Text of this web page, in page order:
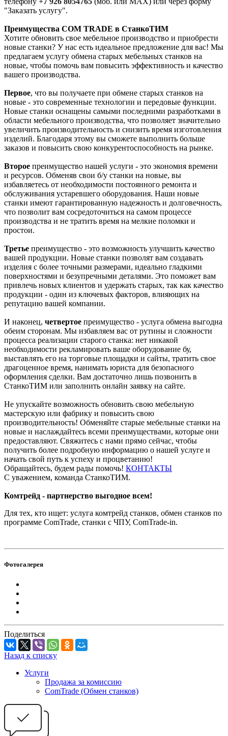
"Заказать услугу".
Преимущества COM TRADE в СтанкоТИМ
Хотите обновить свое мебельное производство и приобрести
новые станки? У нас есть идеальное предложение для вас! Мы
предлагаем услугу обмена старых мебельных станков на
новые, чтобы помочь вам повысить эффективность и качество
вашего производства.
Первое, что вы получаете при обмене старых станков на
новые - это современные технологии и передовые функции.
Новые станки оснащены самыми последними разработками в
области мебельного производства, что позволяет значительно
увеличить производительность и снизить время изготовления
изделий. Благодаря этому вы сможете выполнить больше
заказов и повысить свою конкурентоспособность на рынке.
Второе преимущество нашей услуги - это экономия времени
и ресурсов. Обменяв свои б/у станки на новые, вы
избавляетесь от необходимости постоянного ремонта и
обслуживания устаревшего оборудования. Наши новые
станки имеют гарантированную надежность и долговечность,
что позволит вам сосредоточиться на самом процессе
производства и не тратить время на мелкие поломки и
простои.
Третье преимущество - это возможность улучшить качество
вашей продукции. Новые станки позволят вам создавать
изделия с более точными размерами, идеально гладкими
поверхностями и безупречными деталями. Это поможет вам
привлечь новых клиентов и удержать старых, так как качество
продукции - один из ключевых факторов, влияющих на
репутацию вашей компании.
И наконец, четвертое преимущество - услуга обмена выгодна
обеим сторонам. Мы избавляем вас от рутины и сложности
процесса реализации старого станка: нет никакой
необходимости рекламировать ваше оборудование бу,
выставлять его на торговые площадки и сайты, тратить свое
драгоценное время, нанимать юриста для безопасного
оформления сделки. Вам достаточно лишь позвонить в
СтанкоТИМ или заполнить онлайн заявку на сайте.
Не упускайте возможность обновить свою мебельную
мастерскую или фабрику и повысить свою
производительность! Обменяйте старые мебельные станки на
новые и наслаждайтесь всеми преимуществами, которые они
предоставляют. Свяжитесь с нами прямо сейчас, чтобы
получить более подробную информацию о нашей услуге и
начать свой путь к успеху и процветанию!
Обращайтесь, будем рады помочь! КОНТАКТЫ
С уважением, команда СтанкоТИМ.
Комтрейд - партнерство выгодное всем!
Для тех, кто ищет: услуга комтрейд станков, обмен станков по
программе ComTrade, станки с ЧПУ, ComTrade-in.
Фотогалерея
Поделиться
Назад к списку
Услуги
Продажа за комиссию
ComTrade (Обмен станков)